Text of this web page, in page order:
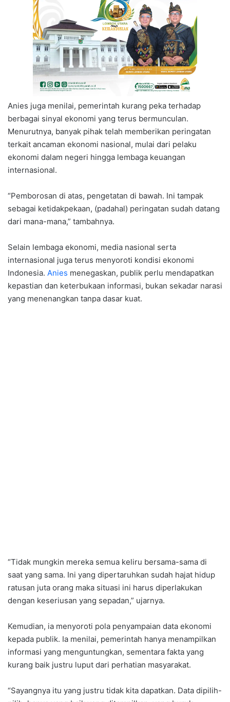
Anies juga menilai, pemerintah kurang peka terhadap
berbagai sinyal ekonomi yang terus bermunculan.
Menurutnya, banyak pihak telah memberikan peringatan
terkait ancaman ekonomi nasional, mulai dari pelaku
ekonomi dalam negeri hingga lembaga keuangan
internasional.
“Pemborosan di atas, pengetatan di bawah. Ini tampak
sebagai ketidakpekaan, (padahal) peringatan sudah datang
dari mana-mana,” tambahnya.
Selain lembaga ekonomi, media nasional serta
internasional juga terus menyoroti kondisi ekonomi
Indonesia. Anies menegaskan, publik perlu mendapatkan
kepastian dan keterbukaan informasi, bukan sekadar narasi
yang menenangkan tanpa dasar kuat.
“Tidak mungkin mereka semua keliru bersama-sama di
saat yang sama. Ini yang dipertaruhkan sudah hajat hidup
ratusan juta orang maka situasi ini harus diperlakukan
dengan keseriusan yang sepadan,” ujarnya.
Kemudian, ia menyoroti pola penyampaian data ekonomi
kepada publik. Ia menilai, pemerintah hanya menampilkan
informasi yang menguntungkan, sementara fakta yang
kurang baik justru luput dari perhatian masyarakat.
“Sayangnya itu yang justru tidak kita dapatkan. Data dipilih-